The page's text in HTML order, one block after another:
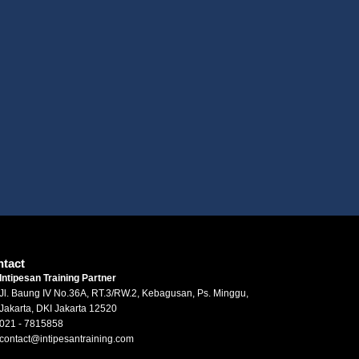
Training Partner
Baung IV No.36A, RT.3/RW.2, Kebagusan, Ps. Minggu,
DKI Jakarta 12520
- 7815858